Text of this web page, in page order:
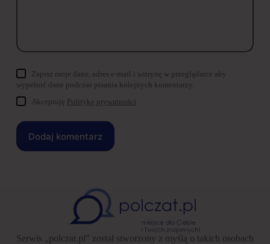
Zapisz moje dane, adres e-mail i witrynę w przeglądarce aby
wypełnić dane podczas pisania kolejnych komentarzy.
Akceptuję Politykę prywatności
Dodaj komentarz
Serwis „polczat.pl” został stworzony z myślą o takich osobach